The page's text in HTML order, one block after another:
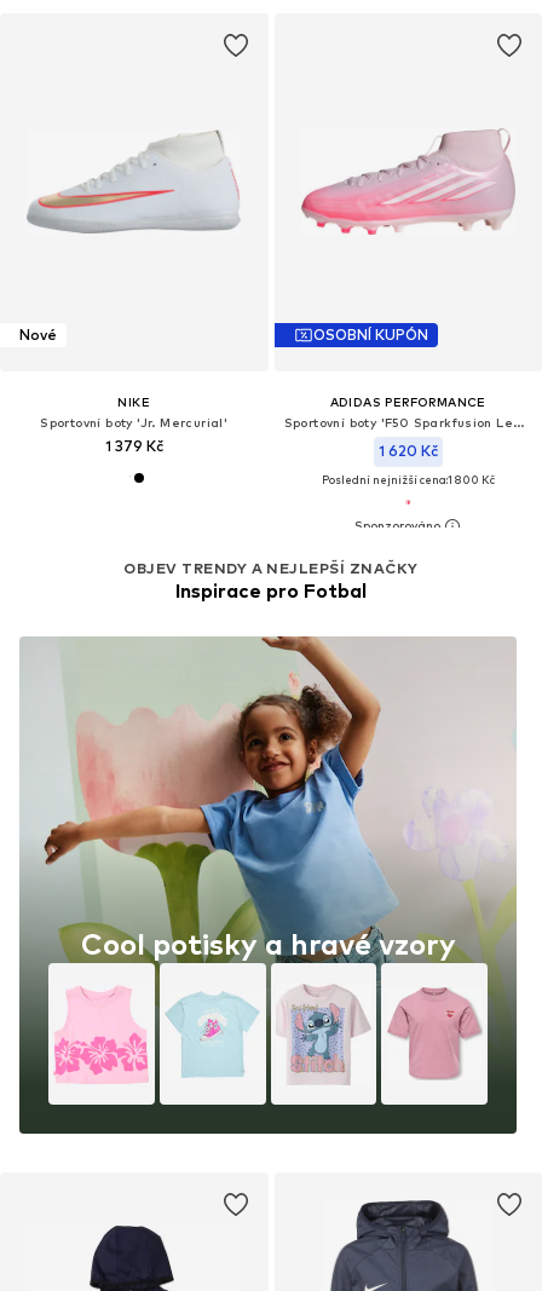
Nové
NIKE
Sportovní boty 'Jr. Mercurial'
1 379 Kč
OBJEV TRENDY A NEJLEPŠÍ ZNAČKY
Inspirace pro Fotbal
Cool potisky a hravé vzory
OSOBNÍ KUPÓN
ADIDAS PERFORMANCE
Sportovní boty 'F50 Sparkfusion League'
1 620 Kč
Poslední nejnižší cena:1 800 Kč